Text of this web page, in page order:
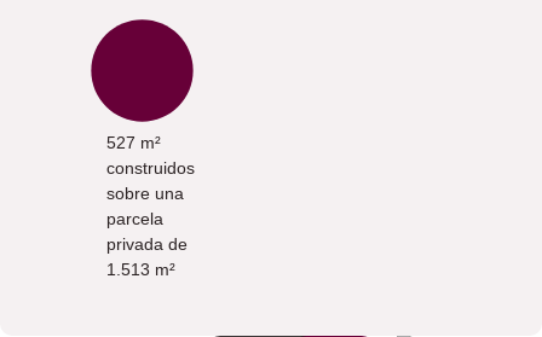
527 m²
construidos
sobre una
parcela
privada de
1.513 m²